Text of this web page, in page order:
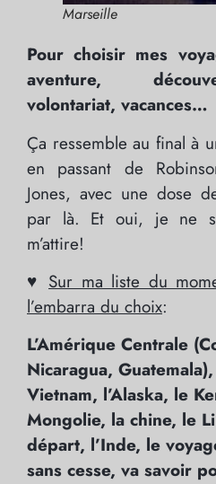
Marseille
Pour choisir mes
aventure,
volontariat, vacances…
Ça ressemble au final à
en passant de
Jones, avec une dose
par là. Et oui, je ne
m’attire!
♥ Sur ma liste du
l’embarra du choix:
L’Amérique Centrale
Nicaragua,
Vietnam, l’Alaska, le
Mongolie, la chine, le
départ, l’Inde, le
sans cesse, va savoir